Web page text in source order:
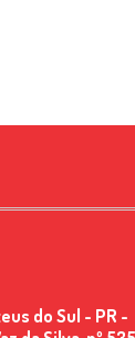
do Sul - PR -